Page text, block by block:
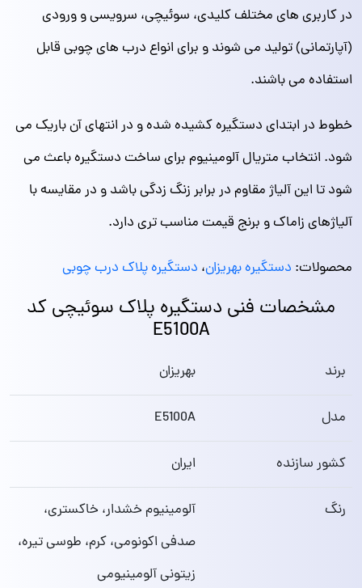
در کاربری‌ های مختلف کلیدی، سوئیچی، سرویسی و ورودی
(آپارتمانی) تولید می شوند و برای انواع درب‌ های چوبی قابل
استفاده می‌ باشند.
خطوط در ابتدای دستگیره کشیده شده و در انتهای آن باریک می‌
شود. انتخاب متریال آلومینیوم برای ساخت دستگیره باعث می
شود تا این آلیاژ مقاوم در برابر زنگ زدگی باشد و در مقایسه با
آلیاژ‌های زاماک و برنج قیمت مناسب تری دارد.
محصولات: دستگیره بهریزان، دستگیره پلاک درب چوبی
مشخصات فنی دستگیره پلاک سوئیچی کد
E5100A
برند بهریزان
مدل E5100A
کشور سازنده ایران
رنگ
آلومینیوم خشدار، خاکستری،
صدفی اکونومی، کرم، طوسی تیره،
زیتونی آلومینیومی